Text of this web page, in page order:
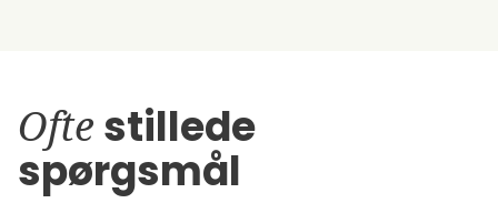
Ofte stillede
spørgsmål